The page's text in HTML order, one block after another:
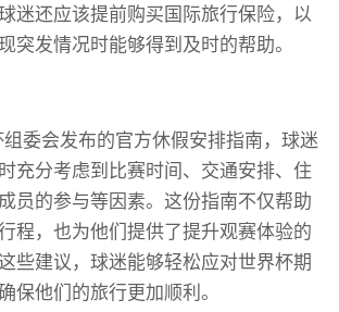
迷还应该提前购买国际旅行保险，以
突发情况时能够得到及时的帮助。
委会发布的官方休假安排指南，球迷
充分考虑到比赛时间、交通安排、住
员的参与等因素。这份指南不仅帮助
程，也为他们提供了提升观赛体验的
些建议，球迷能够轻松应对世界杯期
保他们的旅行更加顺利。